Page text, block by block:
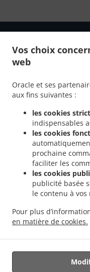
Vos choix
web
Oracle et ses
aux fins suivantes :
les cookies
indispensables
les cookies
prochaine
faciliter les
les cookies
publicité basée
le contenu à
Pour plus
en matière de cookies.
Modifications de la
Contactez-nous
8 avenue de
+33 5 56 36 49 65
Réservation de table
Commandez en avance
Contactez-nous